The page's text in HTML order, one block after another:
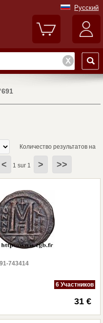
Русский
Количество результатов на
< 1 sur 1 > >>
743414
6 Участников
31 €